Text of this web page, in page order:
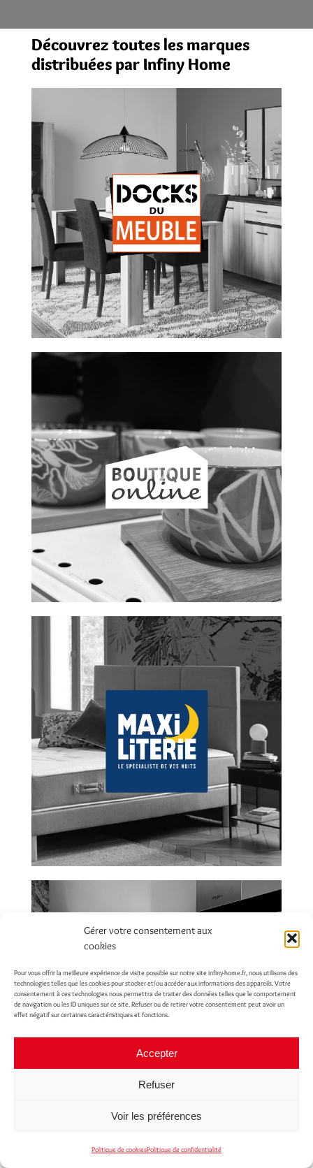
Gérer votre consentement aux
cookies
Pour vous offrir la meilleure expérience de visite possible sur notre site infiny-home.fr, nous utilisons des
technologies telles que les cookies pour stocker et/ou accéder aux informations des appareils. Votre
consentement à ces technologies nous permettra de traiter des données telles que le comportement
de navigation ou les ID uniques sur ce site. Refuser ou de retirer votre consentement peut avoir un
effet négatif sur certaines caractéristiques et fonctions.
Accepter
Refuser
Voir les préférences
Politique de cookiesPolitique de confidentialité
Découvrez toutes les marques
distribuées par Infiny Home